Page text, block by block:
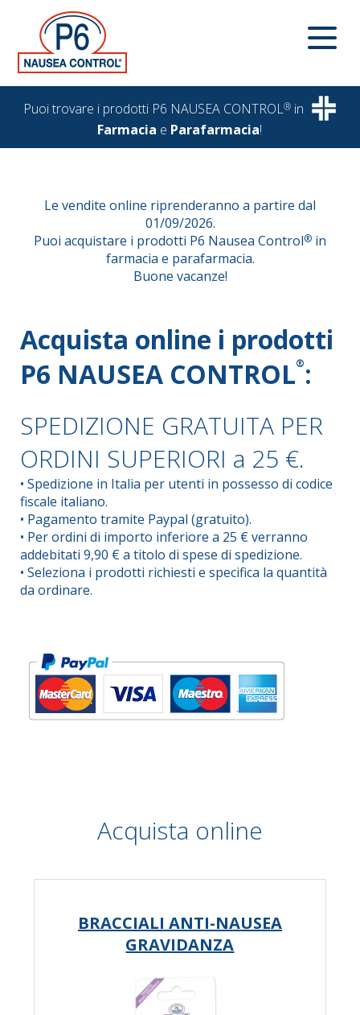
Puoi trovare i prodotti P6 NAUSEA CONTROL® in
Farmacia e Parafarmacia!
Le vendite online riprenderanno a partire dal
01/09/2026.
Puoi acquistare i prodotti P6 Nausea Control® in
farmacia e parafarmacia.
Buone vacanze!
Acquista online i prodotti
P6 NAUSEA CONTROL®:
SPEDIZIONE GRATUITA PER
ORDINI SUPERIORI a 25 €.
• Spedizione in Italia per utenti in possesso di codice
fiscale italiano.
• Pagamento tramite Paypal (gratuito).
• Per ordini di importo inferiore a 25 € verranno
addebitati 9,90 € a titolo di spese di spedizione.
• Seleziona i prodotti richiesti e specifica la quantità
da ordinare.
Acquista online
BRACCIALI ANTI-NAUSEA
GRAVIDANZA